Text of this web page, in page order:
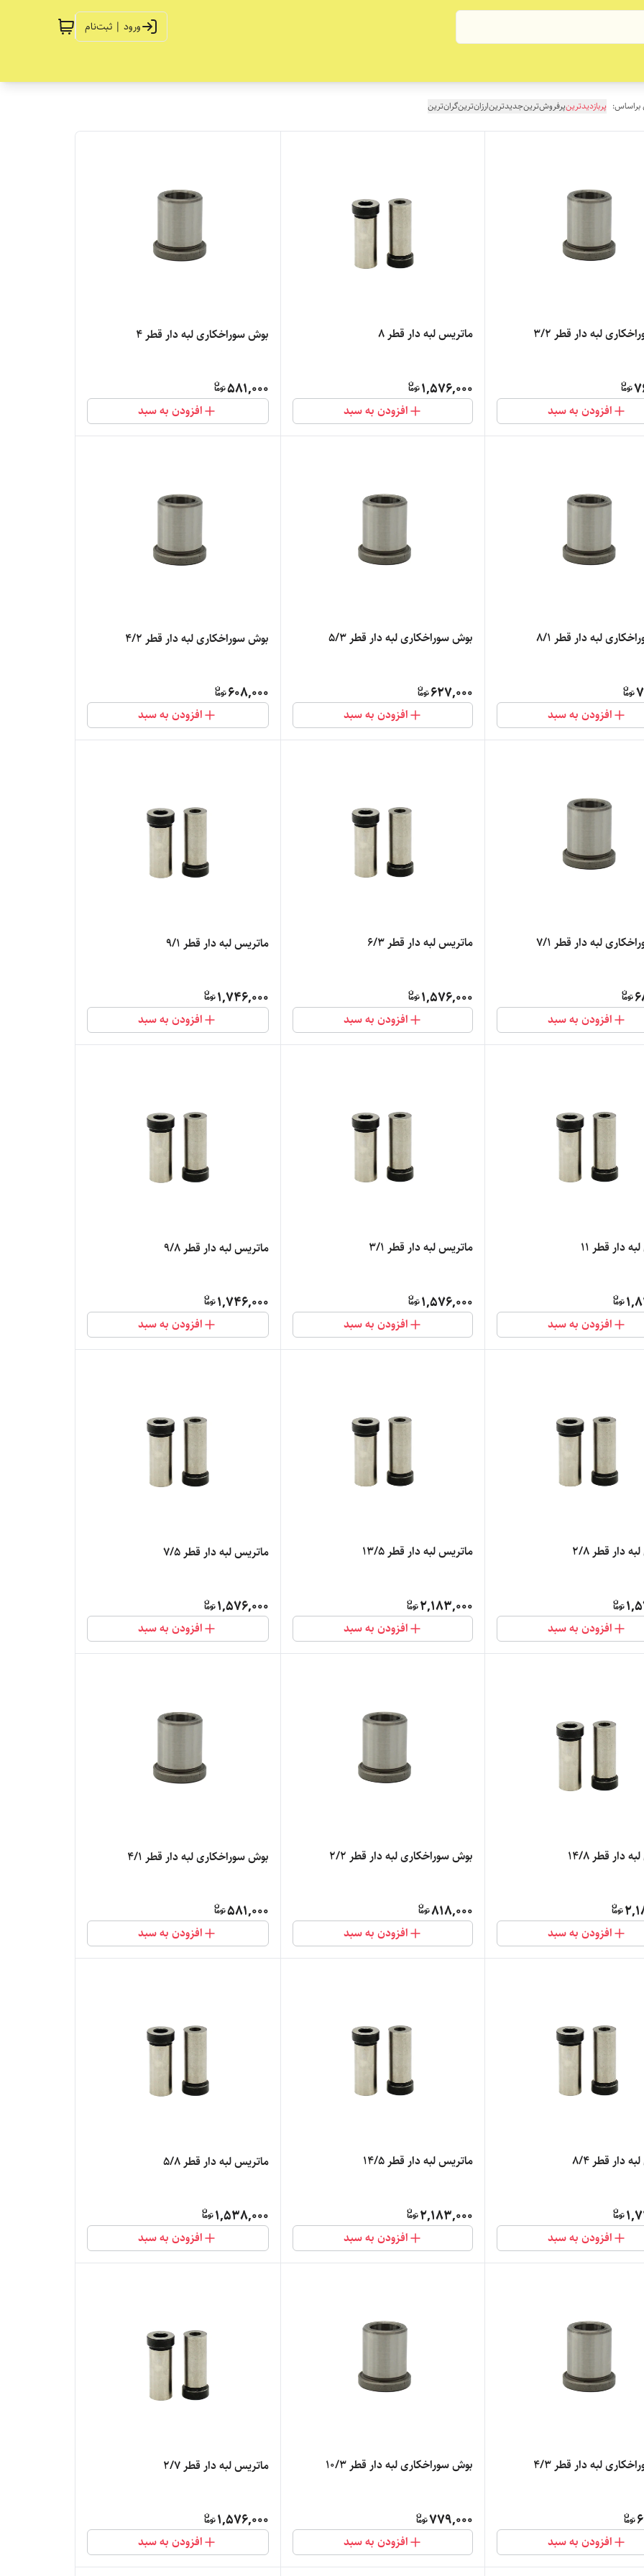
ورود | ثبت‌نام
پربازدیدترینپرفروش‌ترینجدیدترینارزان‌ترینگران‌ترین
لبه دار قطر 3/2
افزودن به سبد
ماتریس لبه دار قطر 8
1,576,000
افزودن به سبد
بوش سوراخکاری لبه دار قطر 4
581,000
افزودن به سبد
لبه دار قطر 8/1
افزودن به سبد
بوش سوراخکاری لبه دار قطر 5/3
627,000
افزودن به سبد
بوش سوراخکاری لبه دار قطر 4/2
608,000
افزودن به سبد
لبه دار قطر 7/1
افزودن به سبد
ماتریس لبه دار قطر 6/3
1,576,000
افزودن به سبد
ماتریس لبه دار قطر 9/1
1,746,000
افزودن به سبد
دار قطر 11
افزودن به سبد
ماتریس لبه دار قطر 3/1
1,576,000
افزودن به سبد
ماتریس لبه دار قطر 9/8
1,746,000
افزودن به سبد
دار قطر 2/8
افزودن به سبد
ماتریس لبه دار قطر 13/5
2,183,000
افزودن به سبد
ماتریس لبه دار قطر 7/5
1,576,000
افزودن به سبد
دار قطر 14/8
افزودن به سبد
بوش سوراخکاری لبه دار قطر 2/2
818,000
افزودن به سبد
بوش سوراخکاری لبه دار قطر 4/1
581,000
افزودن به سبد
دار قطر 8/4
افزودن به سبد
ماتریس لبه دار قطر 14/5
2,183,000
افزودن به سبد
ماتریس لبه دار قطر 5/8
1,538,000
افزودن به سبد
لبه دار قطر 4/3
افزودن به سبد
بوش سوراخکاری لبه دار قطر 10/3
779,000
افزودن به سبد
ماتریس لبه دار قطر 2/7
1,576,000
افزودن به سبد